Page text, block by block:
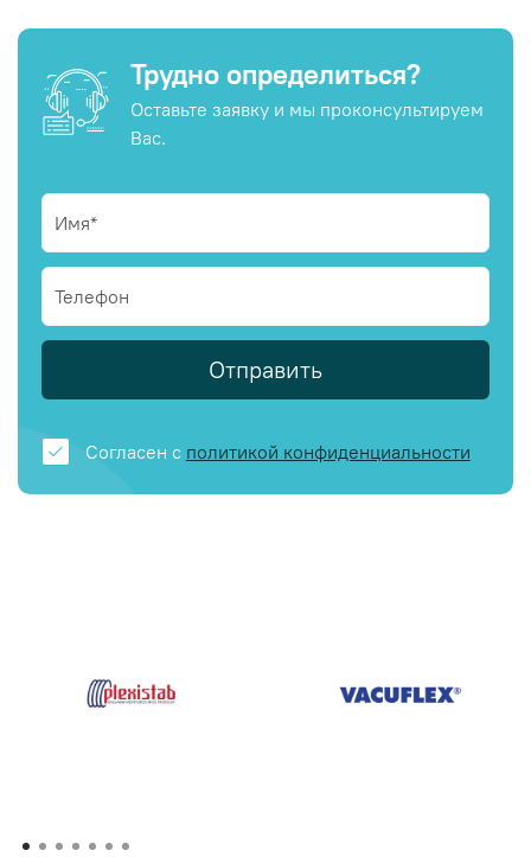
Трудно определиться?
Оставьте заявку и мы проконсультируем
Вас.
Отправить
Согласен с политикой конфиденциальности